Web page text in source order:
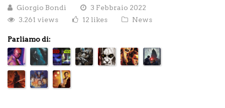
Giorgio Bondì
3 Febbraio 2022
3.261 views
12 likes News
Parliamo di: